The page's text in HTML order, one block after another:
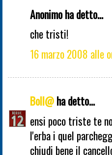
Anonimo ha detto...
che tristi!
16 marzo 2008 alle
Boll@ha detto...
ensi poco triste te
l'erba i quel
chiudi bene il